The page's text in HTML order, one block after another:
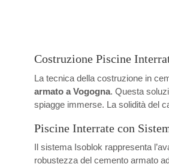
Costruzione Piscine
La tecnica della costruzione in
armato a Vogogna. Questa
spiagge immerse. La solidità del
Piscine Interrate con
Il sistema Isoblok rappresenta
robustezza del cemento armato